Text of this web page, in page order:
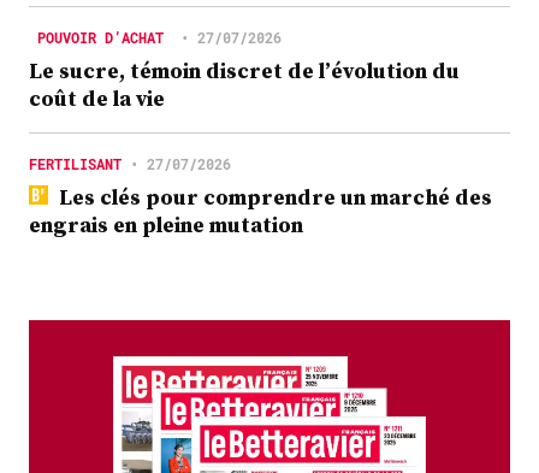
POUVOIR D’ACHAT • 27/07/2026
Le sucre, témoin discret de l’évolution du
coût de la vie
FERTILISANT • 27/07/2026
Les clés pour comprendre un marché des
engrais en pleine mutation